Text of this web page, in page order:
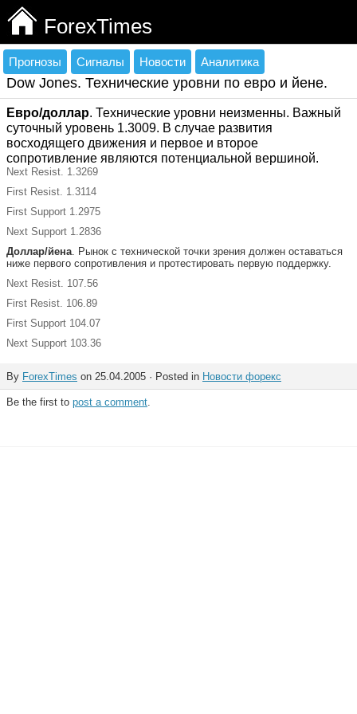
ForexTimes
Прогнозы Сигналы Новости Аналитика
Dow Jones. Технические уровни по евро и йене.
Евро/доллар. Технические уровни неизменны. Важный
суточный уровень 1.3009. В случае развития
восходящего движения и первое и второе
сопротивление являются потенциальной вершиной.
Next Resist. 1.3269
First Resist. 1.3114
First Support 1.2975
Next Support 1.2836
Доллар/йена. Рынок с технической точки зрения должен оставаться
ниже первого сопротивления и протестировать первую поддержку.
Next Resist. 107.56
First Resist. 106.89
First Support 104.07
Next Support 103.36
By ForexTimes on 25.04.2005 · Posted in Новости форекс
Be the first to post a comment.